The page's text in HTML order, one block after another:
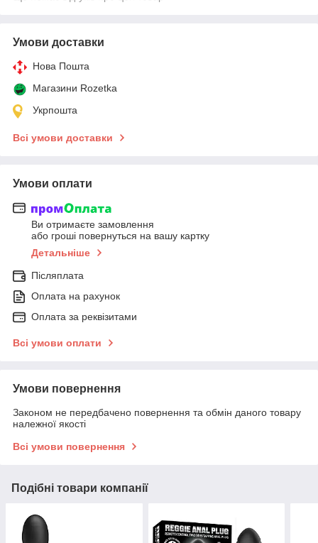
Умови доставки
Нова Пошта
Магазини Rozetka
Укрпошта
Всі умови доставки
Умови оплати
Ви отримаєте замовлення
або гроші повернуться на вашу картку
Детальніше
Післяплата
Оплата на рахунок
Оплата за реквізитами
Всі умови оплати
Умови повернення
Законом не передбачено повернення та обмін даного товару
належної якості
Всі умови повернення
Подібні товари компанії